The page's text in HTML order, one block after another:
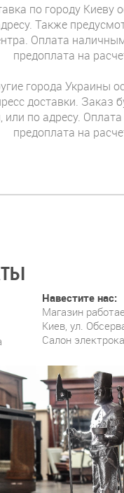
по городу Киеву
Также
Оплата
предоплата на
города Украины
доставки. Заказ
или по адресу.
предоплата на
Навестите нас:
Магазин
Киев, ул.
Салон